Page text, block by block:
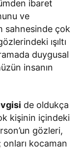
ibaret
ve
sahnesinde çok
ışıltı
duygusal
insanın
de oldukça
kişinin içindeki
gözleri,
kocaman